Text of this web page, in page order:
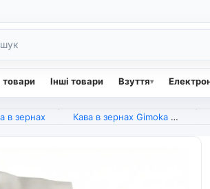
товари Інші товари Взуття
в зернах Кава в зернах Gimoka Gusto Ricco 1 кг | Екстра міцна кава, Інтенсивність 13, Forte e Vigoroso (арт. 4350)